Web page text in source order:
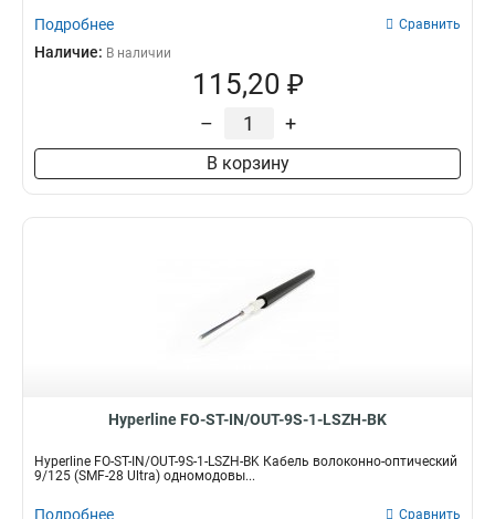
Подробнее Сравнить
Наличие: В наличии
115,20 ₽
– +
В корзину
Hyperline FO-ST-IN/OUT-9S-1-LSZH-BK
Hyperline FO-ST-IN/OUT-9S-1-LSZH-BK Кабель волоконно-оптический
9/125 (SMF-28 Ultra) одномодовы...
Подробнее Сравнить